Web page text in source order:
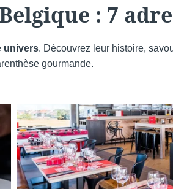
: 7
univers. Découvrez leur histoire,
gourmande.
Mons, 4*